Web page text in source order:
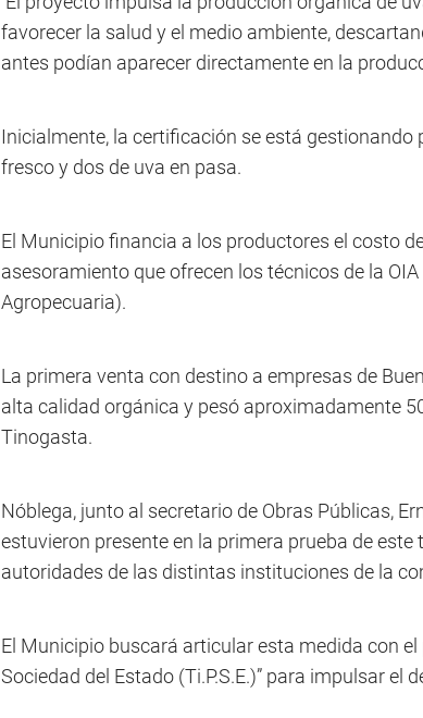
favorecer la salud y el medio ambiente,
antes podían aparecer directamente en la
Inicialmente, la certificación se está gestionando
fresco y dos de uva en pasa.
El Municipio financia a los productores el costo
asesoramiento que ofrecen los técnicos de la
Agropecuaria).
La primera venta con destino a empresas de
alta calidad orgánica y pesó aproximadamente
Tinogasta.
Nóblega, junto al secretario de Obras Públicas,
estuvieron presente en la primera prueba de
autoridades de las distintas instituciones de la
El Municipio buscará articular esta medida con
Sociedad del Estado (Ti.P.S.E.)” para impulsar el